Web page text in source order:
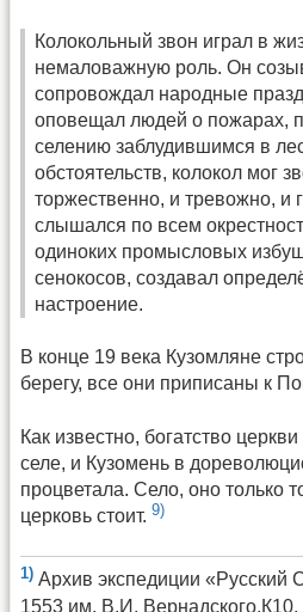
Колокольный звон играл в
немаловажную роль. Он
сопровождал народные
оповещал людей о пожарах,
селению заблудившимся в
обстоятельств, колокол мог
торжественно, и тревожно, и
слышался по всем
одиноких промысловых
сенокосов, создавал
настроение.
В конце 19 века Кузомляне
берегу, все они приписаны к
Как известно, богатство
селе, и Кузомень в
процветала. Село, оно только
церковь стоит. 9)
1) Архив экспедиции
1553 им. В.И. Вернадского,К10,